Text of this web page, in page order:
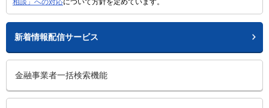
相談」への対応について方針を定めています。
新着情報配信サービス
金融事業者一括検索機能